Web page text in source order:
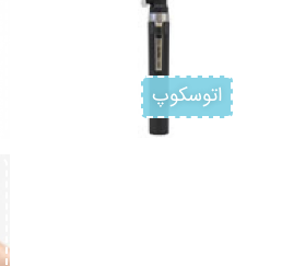
اتوسکوپ